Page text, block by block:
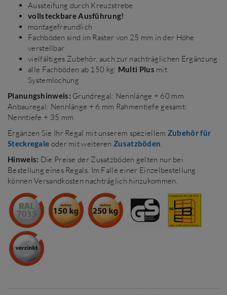
Aussteifung durch Kreuzstrebe
vollsteckbare Ausführung!
montagefreundlich
Fachböden sind im Raster von 25 mm in der Höhe
verstellbar
vielfältiges Zubehör, auch zur nachträglichen Ergänzung
alle Fachböden ab 150 kg: Multi Plus mit
Systemlochung
Planungshinweis: Grundregal: Nennlänge + 60 mm
Anbauregal: Nennlänge + 6 mm Rahmentiefe gesamt:
Nenntiefe + 35 mm
Ergänzen Sie Ihr Regal mit unserem speziellem Zubehör für
Steckregale oder mit weiterenZusatzböden.
Hinweis: Die Preise der Zusatzböden gelten nur bei
Bestellung eines Regals. Im Falle einer Einzelbestellung
können Versandkosten nachträglich hinzukommen.